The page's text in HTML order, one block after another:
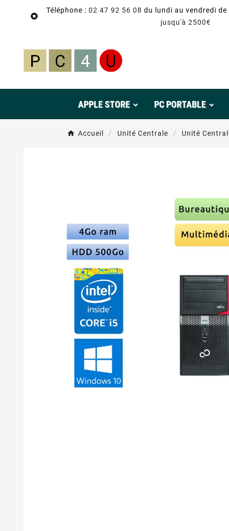

Téléphone : 02 47 92 56 08 du lundi au vendredi de
jusqu'à 2500€
APPLE STORE PC PORTABLE
Accueil Unité Centrale Unité